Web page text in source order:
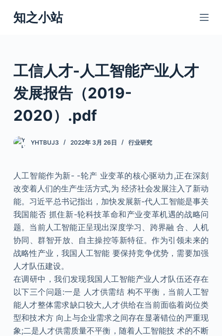
跳
过
知之小站
工信人才-人工智能产业人才
发展报告（2019-
2020）.pdf
YHTBUJ3 2022年 3月 26日 行业研究
人工智能作为新- -轮产 业变革的核心驱动力,正在深刻
改变着人们的生产生活方式,为 经济社会发展注入了新动
能。习近平总书记指出，加快发展新-代人工智能是事关
我国能否 抓住新-轮科技革命和产业变革机遇的战略问
题。当前人工智能正呈现出深度学习、跨界融 合、人机
协同、群智开放、自主操控等新特征。作为引领未来的
战略性产业，我国人工智能 要保持竞争优势，需要加强
人才队伍建设。
在调研中，我们发现我国人工智能产业人才队伍还存在
以下三个问题:一是 人才供需结 构不平衡，当前人工智
能人才整体需求缺口较大,人才供给在当前面临着岗位类
型和技术方 向上与企业需求之间存在显著错位的严重现
象;二是人才供需质量不平衡，随着人工智能技 术的不断